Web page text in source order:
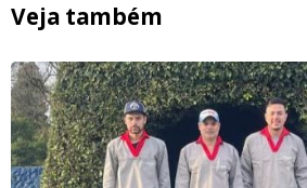
Veja também